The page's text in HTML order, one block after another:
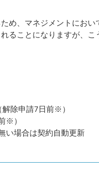
め、マネジメントにお
ることになりますが、こ
除申請7日前※）
※）
い場合は契約自動更新